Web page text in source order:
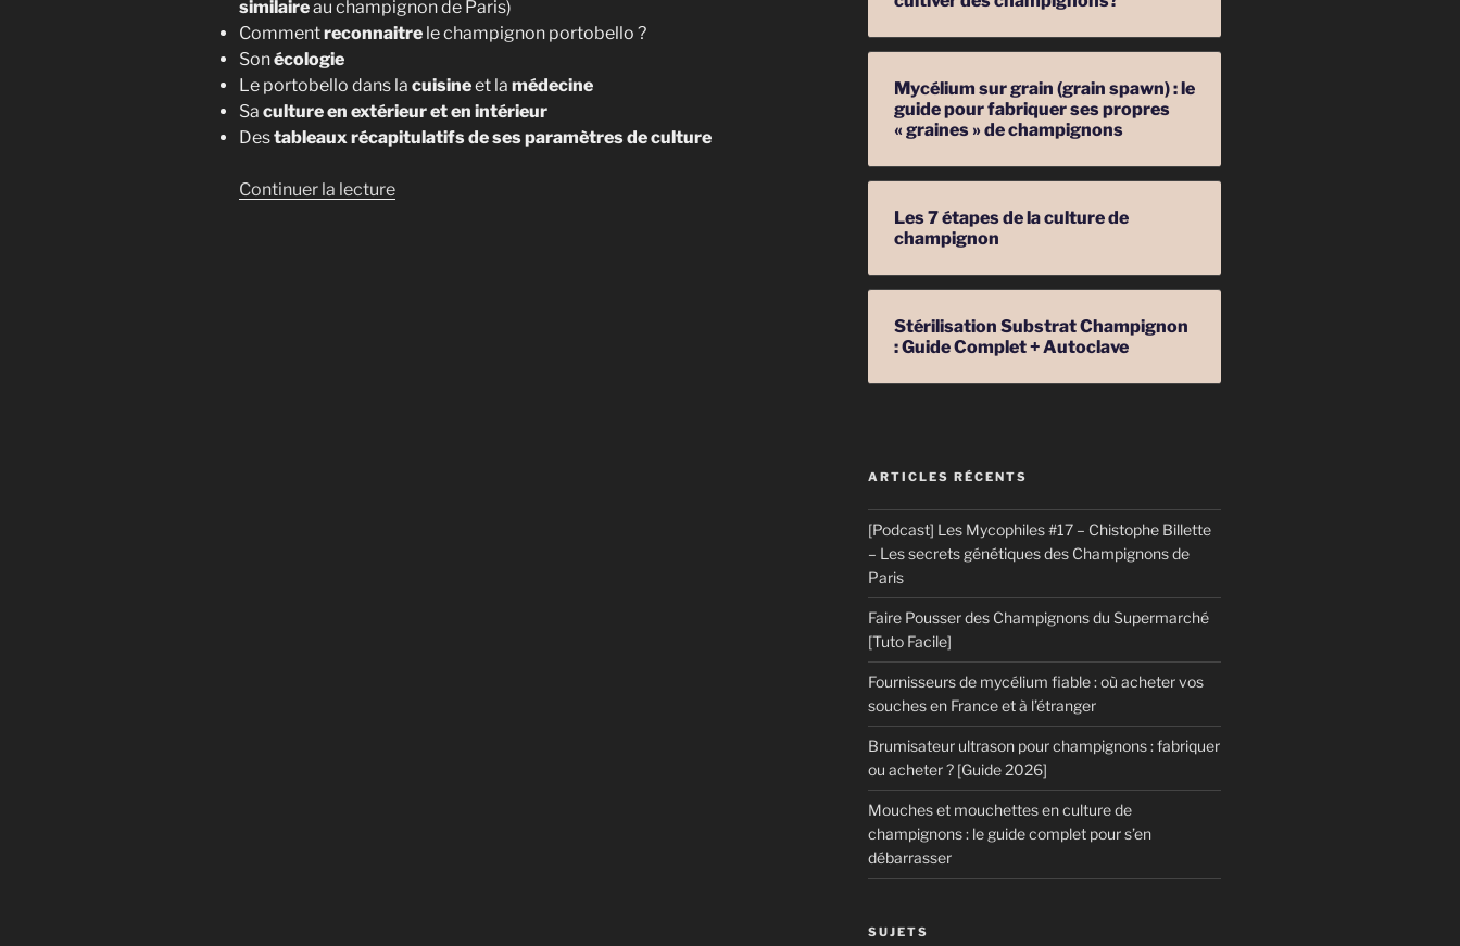
similaireau champignon de Paris)
Commentreconnaitre le champignon portobello ?
Sonécologie
Le portobello dans la cuisineet la médecine
Sa culture en extérieur et en intérieur
Destableaux récapitulatifs de ses paramètres de culture
Continuer la lecturede
Mycélium sur grain (grain spawn) : le
guide pour fabriquer ses propres
« graines » de champignons
Les 7 étapes de la culture de
champignon
Stérilisation Substrat Champignon
: Guide Complet + Autoclave
ARTICLES RÉCENTS
[Podcast] Les Mycophiles #17 – Chistophe Billette
– Les secrets génétiques des Champignons de
Paris
Faire Pousser des Champignons du Supermarché
[Tuto Facile]
Fournisseurs de mycélium fiable : où acheter vos
souches en France et à l’étranger
Brumisateur ultrason pour champignons : fabriquer
ou acheter ? [Guide 2026]
Mouches et mouchettes en culture de
champignons : le guide complet pour s’en
débarrasser
SUJETS